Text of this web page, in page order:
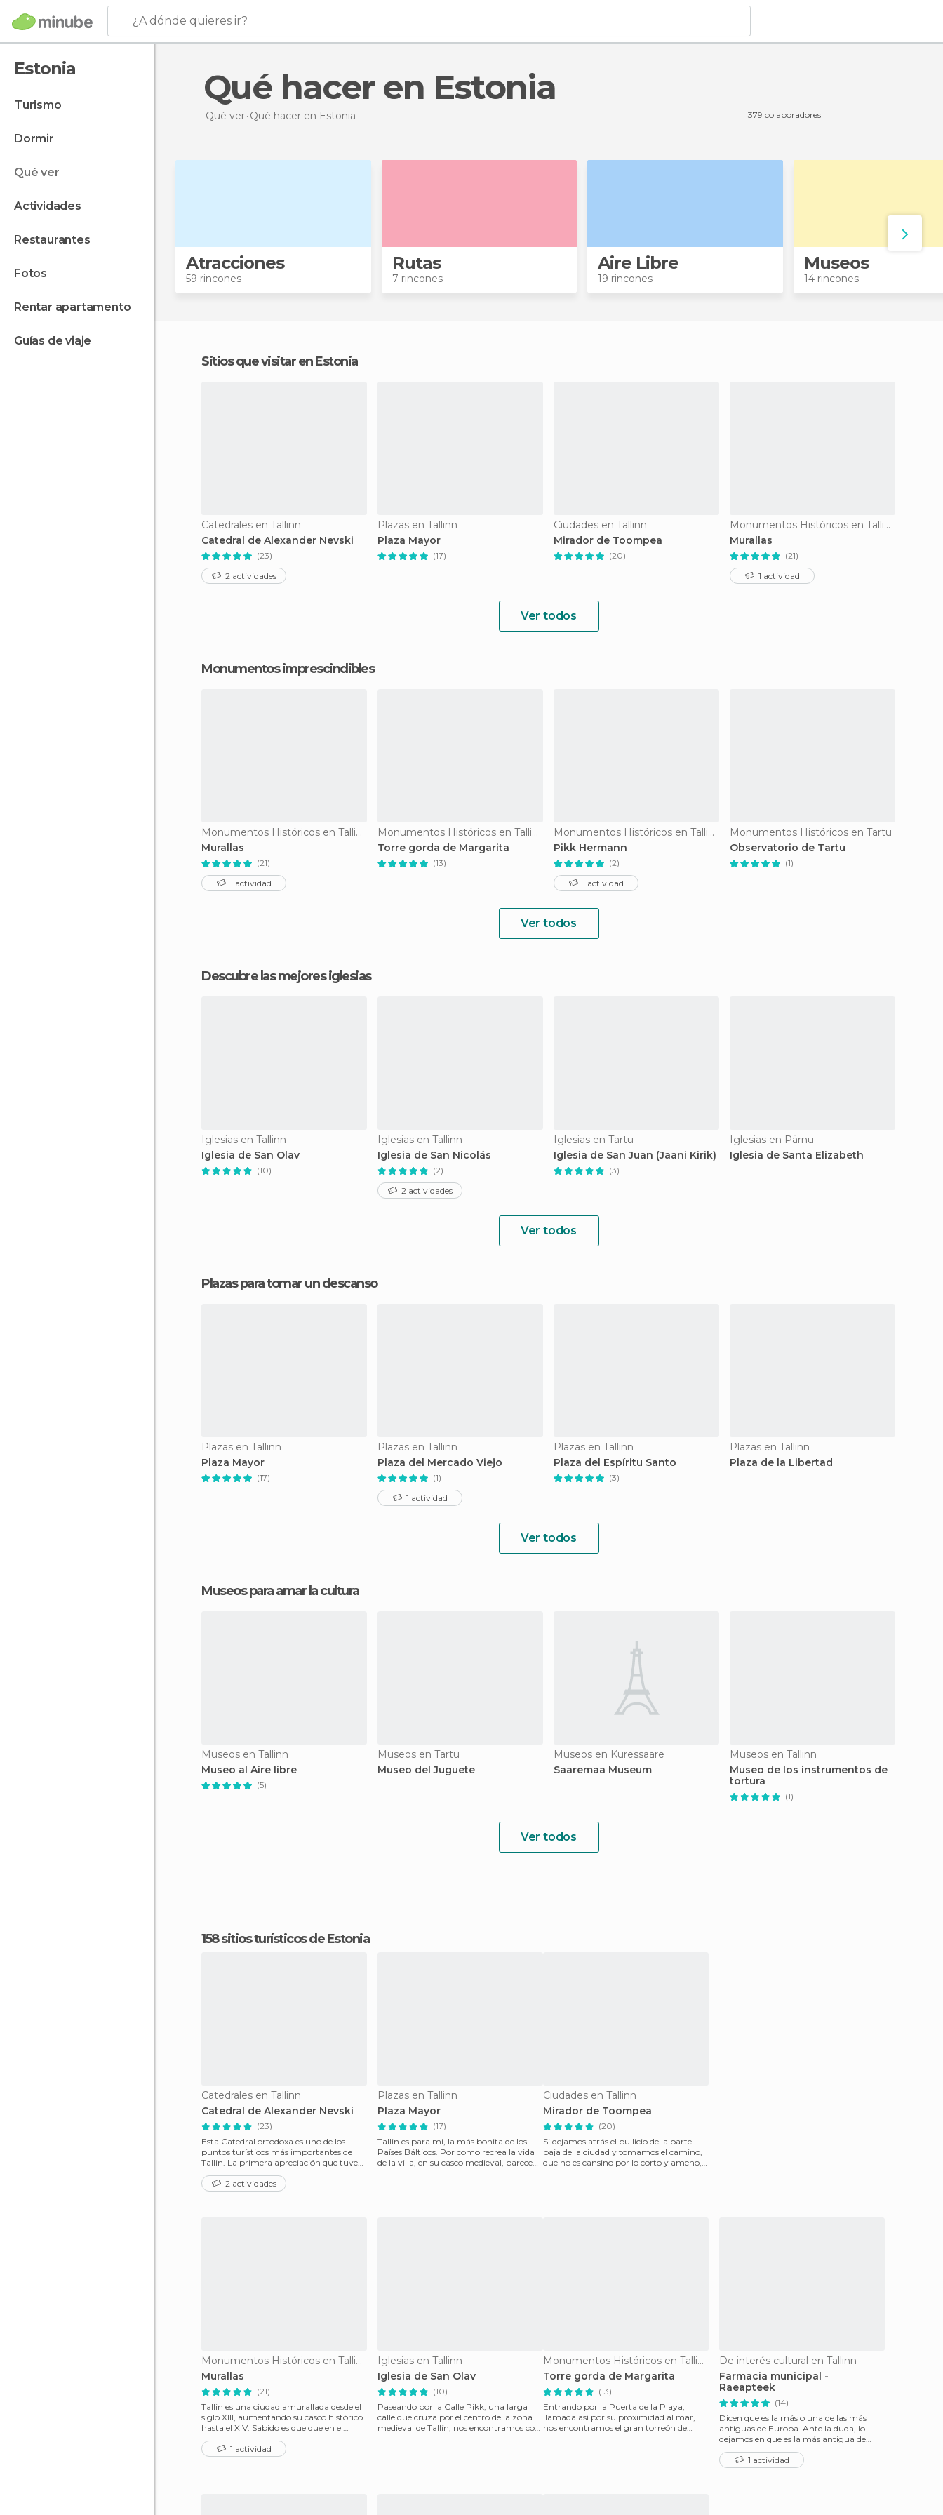
¿A dónde quieres ir?
Estonia
turismo
dormir
qué ver
actividades
restaurantes
fotos
rentar apartamento
guías de viaje
Qué hacer en Estonia
Qué ver Qué hacer en Estonia 379 colaboradores
Atracciones
59 rincones
Rutas
7 rincones
Aire Libre
19 rincones
Museos
14 rincones
Sitios que visitar en Estonia
Catedrales en Tallinn
Catedral de Alexander Nevski
(23)
2 actividades
Plazas en Tallinn
Plaza Mayor
(17)
Ciudades en Tallinn
Mirador de Toompea
(20)
Monumentos Históricos en Tallinn
Murallas
(21)
1 actividad
Ver todos
Monumentos imprescindibles
Monumentos Históricos en Tallinn
Murallas
(21)
1 actividad
Monumentos Históricos en Tallinn
Torre gorda de Margarita
(13)
Monumentos Históricos en Tallinn
Pikk Hermann
(2)
1 actividad
Monumentos Históricos en Tartu
Observatorio de Tartu
(1)
Ver todos
Descubre las mejores iglesias
Iglesias en Tallinn
Iglesia de San Olav
(10)
Iglesias en Tallinn
Iglesia de San Nicolás
(2)
2 actividades
Iglesias en Tartu
Iglesia de San Juan (Jaani Kirik)
(3)
Iglesias en Pärnu
Iglesia de Santa Elizabeth
Ver todos
Plazas para tomar un descanso
Plazas en Tallinn
Plaza Mayor
(17)
Plazas en Tallinn
Plaza del Mercado Viejo
(1)
1 actividad
Plazas en Tallinn
Plaza del Espíritu Santo
(3)
Plazas en Tallinn
Plaza de la Libertad
Ver todos
Museos para amar la cultura
Museos en Tallinn
Museo al Aire libre
(5)
Museos en Tartu
Museo del Juguete
Museos en Kuressaare
Saaremaa Museum
Museos en Tallinn
Museo de los instrumentos de
tortura
(1)
Ver todos
158 sitios turísticos de Estonia
Catedrales en Tallinn
Catedral de Alexander Nevski
(23)
Esta Catedral ortodoxa es uno de los
puntos turísticos más importantes de
Tallin. La primera apreciación que tuve
es su parecid
2 actividades
Plazas en Tallinn
Plaza Mayor
(17)
Tallin es para mi, la más bonita de los
Países Bálticos. Por como recrea la vida
de la villa, en su casco medieval, parece
Ciudades en Tallinn
Mirador de Toompea
(20)
Si dejamos atrás el bullicio de la parte
baja de la ciudad y tomamos el camino,
que no es cansino por lo corto y ameno,
Monumentos Históricos en Tallinn
Murallas
(21)
Tallin es una ciudad amurallada desde el
siglo XIII, aumentando su casco histórico
hasta el XIV. Sabido es que que en el
medievo
1 actividad
Iglesias en Tallinn
Iglesia de San Olav
(10)
Paseando por la Calle Pikk, una larga
calle que cruza por el centro de la zona
medieval de Tallín, nos encontramos con
Monumentos Históricos en Tallinn
Torre gorda de Margarita
(13)
Entrando por la Puerta de la Playa,
llamada así por su proximidad al mar,
nos encontramos el gran torreón de
De interés cultural en Tallinn
Farmacia municipal -
Raeapteek
(14)
Dicen que es la más o una de las más
antiguas de Europa. Ante la duda, lo
dejamos en que es la más antigua de
Estonia. No por ell
1 actividad